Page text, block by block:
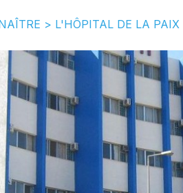
> L'HÔPITAL DE LA PAIX